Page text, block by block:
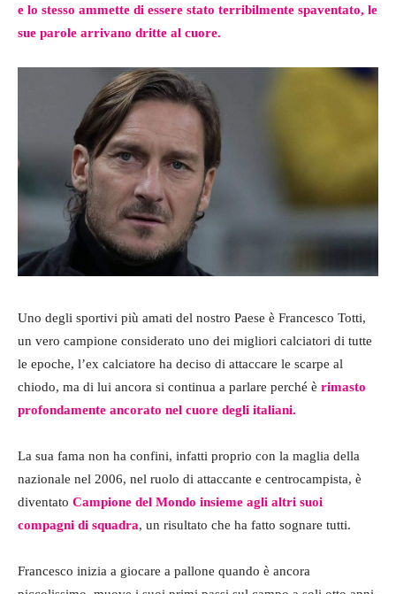
e lo stesso ammette di essere stato terribilmente spaventato, le
sue parole arrivano dritte al cuore.
Uno degli sportivi più amati del nostro Paese è Francesco Totti,
un vero campione considerato uno dei migliori calciatori di tutte
le epoche, l’ex calciatore ha deciso di attaccare le scarpe al
chiodo, ma di lui ancora si continua a parlare perché è rimasto
profondamente ancorato nel cuore degli italiani.
La sua fama non ha confini, infatti proprio con la maglia della
nazionale nel 2006, nel ruolo di attaccante e centrocampista, è
diventato Campione del Mondo insieme agli altri suoi
compagni di squadra, un risultato che ha fatto sognare tutti.
Francesco inizia a giocare a pallone quando è ancora